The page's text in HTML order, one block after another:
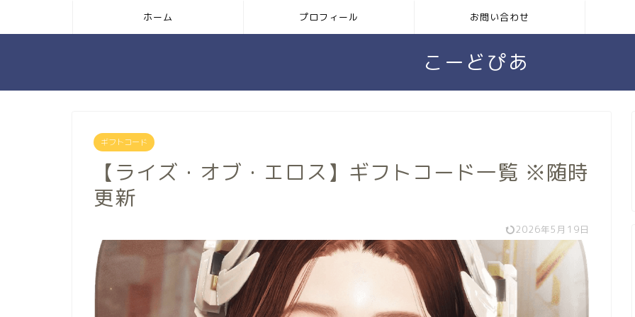
ホーム プロフィール お問い合わせ
こーどぴあ
ギフトコード
【ライズ・オブ・エロス】ギフトコード一覧 ※随時
更新
2026年5月19日